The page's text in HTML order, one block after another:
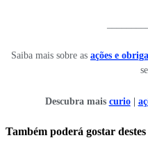
Saiba mais sobre as ações e
Descubra mais curio|
Também poderá gostar